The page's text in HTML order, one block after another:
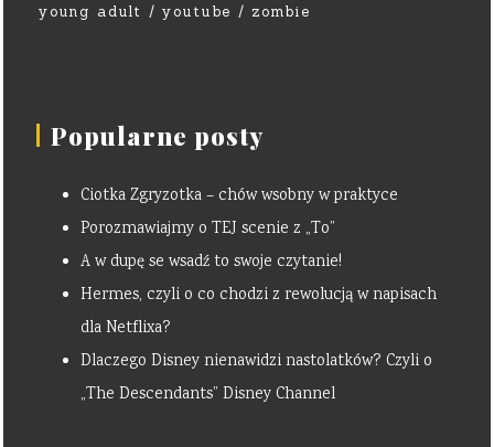
young adult
youtube zombie
Popularne posty
Ciotka Zgryzotka – chów wsobny w praktyce
Porozmawiajmy o TEJ scenie z „To”
A w dupę se wsadź to swoje czytanie!
Hermes, czyli o co chodzi z rewolucją w napisach
dla Netflixa?
Dlaczego Disney nienawidzi nastolatków? Czyli o
„The Descendants” Disney Channel